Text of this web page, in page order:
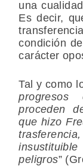
una
Es decir,
condición
carácter
Tal y como
proceden
que hizo
peligros”